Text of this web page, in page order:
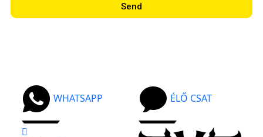
Send
WHATSAPP ÉLŐ CSAT